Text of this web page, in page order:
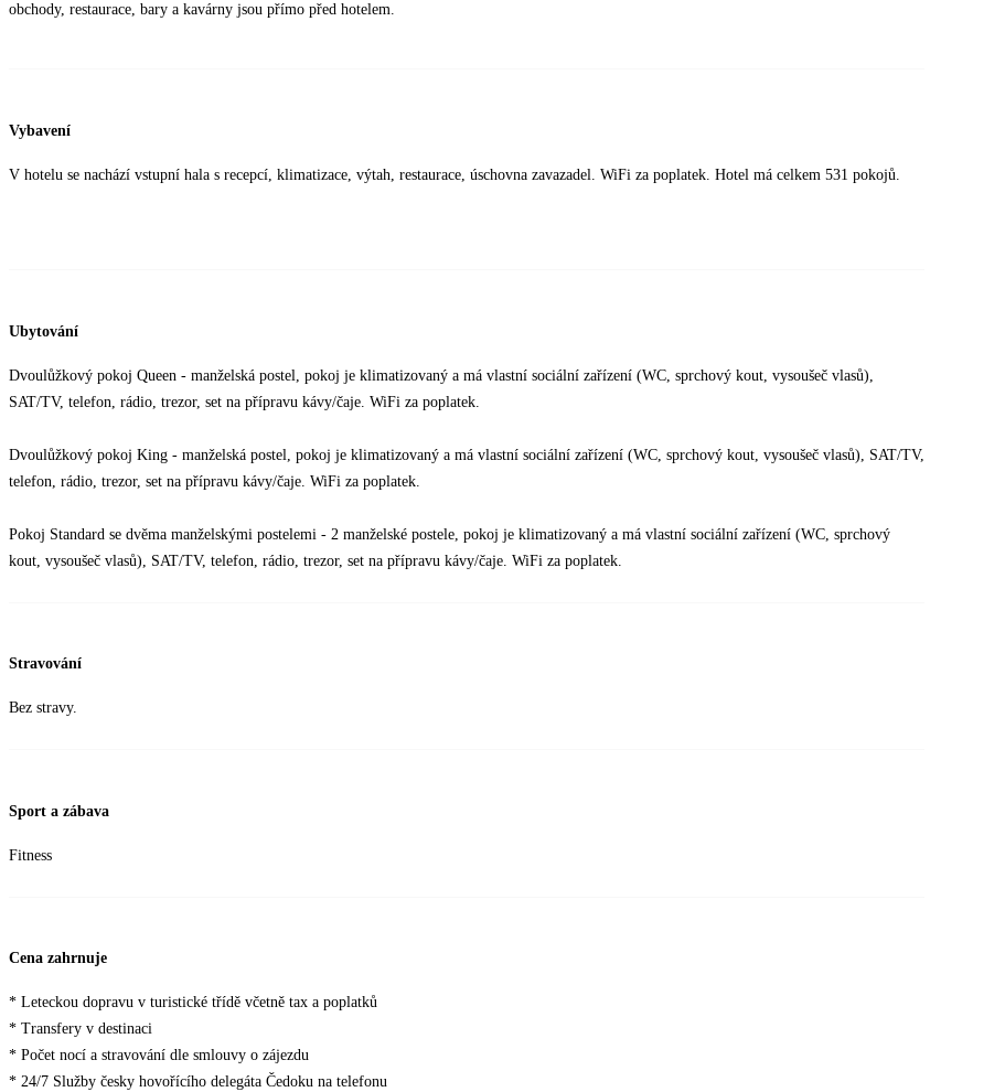
obchody, restaurace, bary a kavárny jsou přímo před hotelem.
Vybavení
V hotelu se nachází vstupní hala s recepcí, klimatizace, výtah, restaurace, úschovna zavazadel. WiFi za poplatek. Hotel má celkem 531 pokojů.
Ubytování
Dvoulůžkový pokoj Queen - manželská postel, pokoj je klimatizovaný a má vlastní sociální zařízení (WC, sprchový kout, vysoušeč vlasů),
SAT/TV, telefon, rádio, trezor, set na přípravu kávy/čaje. WiFi za poplatek.
Dvoulůžkový pokoj King - manželská postel, pokoj je klimatizovaný a má vlastní sociální zařízení (WC, sprchový kout, vysoušeč vlasů), SAT/TV,
telefon, rádio, trezor, set na přípravu kávy/čaje. WiFi za poplatek.
Pokoj Standard se dvěma manželskými postelemi - 2 manželské postele, pokoj je klimatizovaný a má vlastní sociální zařízení (WC, sprchový
kout, vysoušeč vlasů), SAT/TV, telefon, rádio, trezor, set na přípravu kávy/čaje. WiFi za poplatek.
Stravování
Bez stravy.
Sport a zábava
Fitness
Cena zahrnuje
* Leteckou dopravu v turistické třídě včetně tax a poplatků
* Transfery v destinaci
* Počet nocí a stravování dle smlouvy o zájezdu
* 24/7 Služby česky hovořícího delegáta Čedoku na telefonu